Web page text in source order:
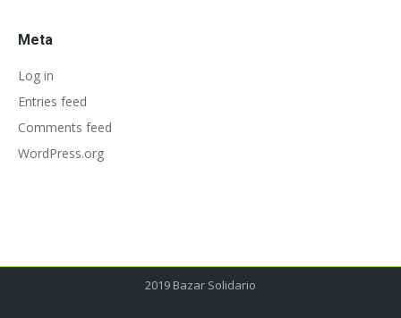
Meta
Log in
Entries feed
Comments feed
WordPress.org
2019 Bazar Solidario